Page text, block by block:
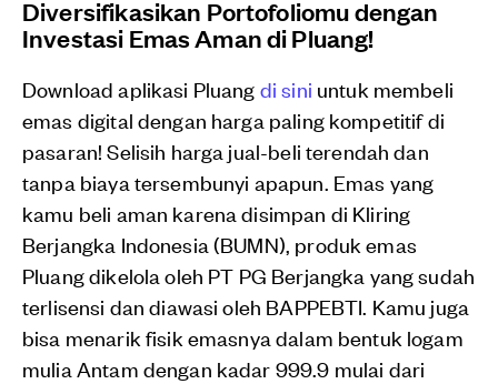
Diversifikasikan Portofoliomu dengan
Investasi Emas Aman di Pluang!
Download aplikasi Pluang di sini untuk membeli
emas digital dengan harga paling kompetitif di
pasaran! Selisih harga jual-beli terendah dan
tanpa biaya tersembunyi apapun. Emas yang
kamu beli aman karena disimpan di Kliring
Berjangka Indonesia (BUMN), produk emas
Pluang dikelola oleh PT PG Berjangka yang sudah
terlisensi dan diawasi oleh BAPPEBTI. Kamu juga
bisa menarik fisik emasnya dalam bentuk logam
mulia Antam dengan kadar 999.9 mulai dari